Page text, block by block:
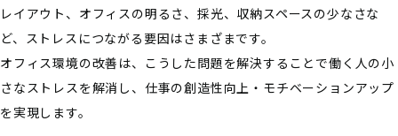
レイアウト、オフィスの明るさ、採光、収納スペースの少なさな
ど、ストレスにつながる要因はさまざまです。
オフィス環境の改善は、こうした問題を解決することで働く人の小
さなストレスを解消し、仕事の創造性向上・モチベーションアップ
を実現します。